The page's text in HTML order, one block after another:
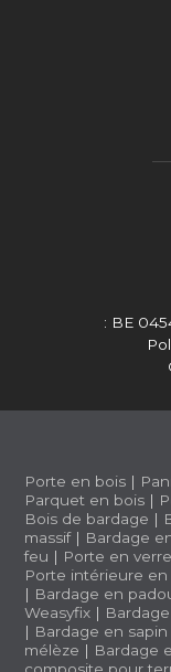
: BE
Porte en bois |
Parquet en bois |
Bois de bardage |
massif| Bardage
feu | Porte en verre
Porte intérieure en
| Bardage en
Weasyfix |
| Bardage en sapin
mélèze | Bardage
composite pour